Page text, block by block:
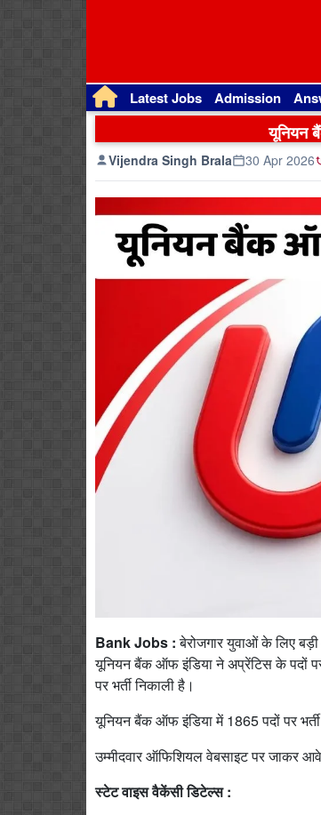
Latest Jobs Admission
यूनियन
Vijendra Singh Brala 30 Apr 2026
Bank Jobs :बेरोजगार युवाओं के लिए
यूनियन बैंक ऑफ इंडिया ने अप्रेंटिस के पदों पर
पर भर्ती निकाली है।
यूनियन बैंक ऑफ इंडिया में 1865 पदों पर
उम्मीदवार ऑफिशियल वेबसाइट पर जाकर
स्टेट वाइस वैकेंसी डिटेल्स :